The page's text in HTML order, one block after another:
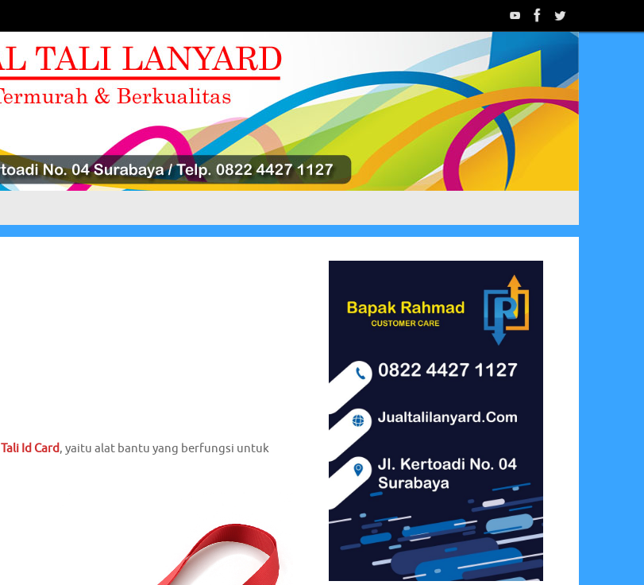
Tali Id Card, yaitu alat bantu yang berfungsi untuk